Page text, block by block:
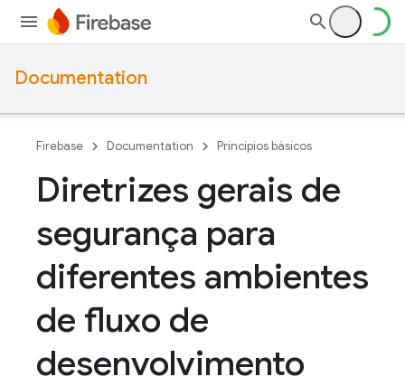
Documentation
Firebase Documentation Princípios básicos
Diretrizes gerais de
segurança para
diferentes ambientes
de fluxo de
desenvolvimento